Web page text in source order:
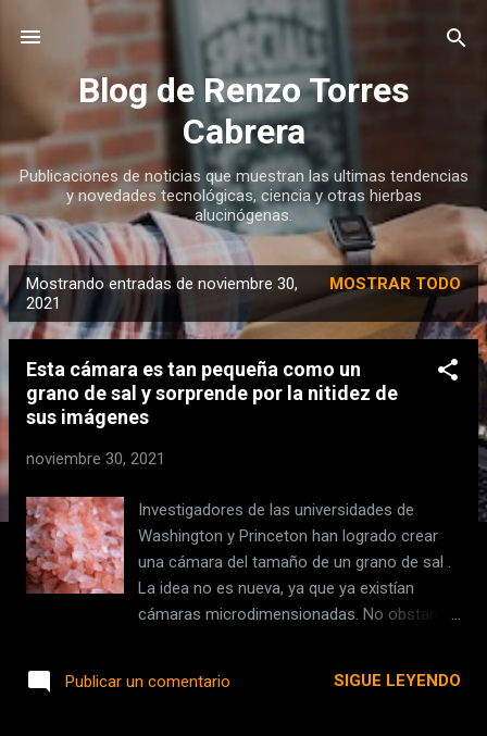
Ir al contenido principal
Blog de Renzo Torres
Cabrera
Publicaciones de noticias que muestran las ultimas tendencias
y novedades tecnológicas, ciencia y otras hierbas
alucinógenas.
E
n
Mostrando entradas de noviembre 30,
2021
MOSTRAR TODO
Esta cámara es tan pequeña como un
grano de sal y sorprende por la nitidez de
sus imágenes
noviembre 30, 2021
Investigadores de las universidades de
Washington y Princeton han logrado crear
una cámara del tamaño de un grano de sal .
La idea no es nueva, ya que ya existían
cámaras microdimensionadas. No obstante,
gracias al procesamiento computacional .
Publicar un comentario SIGUE LEYENDO